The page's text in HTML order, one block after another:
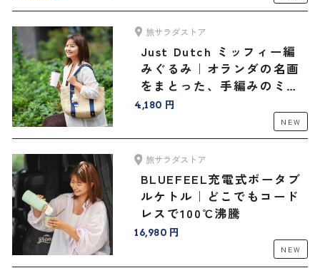
旅サラダストア
Just Dutch ミッフィー編
みぐるみ｜オランダの名画
をまとった、手編みのミッ
フィーと旅へ
4,180 円
NEW
旅サラダストア
BLUEFEEL充電式ポータブ
ルケトル｜どこでもコード
レスで100℃沸騰
16,980 円
NEW